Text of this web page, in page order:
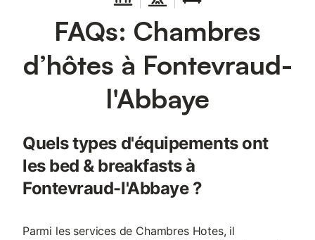
FAQs: Chambres
d’hôtes à Fontevraud-
l'Abbaye
Quels types d'équipements ont
les bed & breakfasts à
Fontevraud-l'Abbaye ?
Parmi les services de Chambres Hotes, il